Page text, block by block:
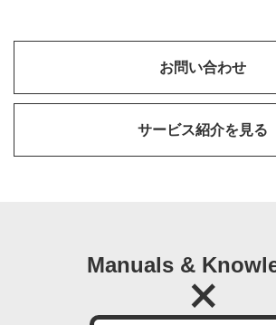
お問い合わせ
サービス紹介を見る
Manuals &